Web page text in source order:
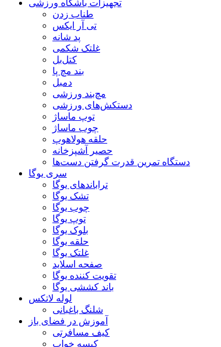
تجهیزات باشگاه ورزشی
طناب زدن
تی آر ایکس
پد شانه
غلتک شکمی
کتل‌بل
بند مچ پا
دمبل
مچ‌بند ورزشی
دستکش‌های ورزشی
توپ ماساژ
چوب ماساژ
حلقه هولاهوپ
حصیر آشپزخانه
دستگاه تمرین قدرت گرفتن دست‌ها
سری یوگا
تراباندهای یوگا
تشک یوگا
چوب یوگا
توپ یوگا
بلوک یوگا
حلقه یوگا
غلتک یوگا
صفحه اسلاید
تقویت کننده یوگا
باند کششی یوگا
لوله لاتکس
شلنگ باغبانی
آموزش در فضای باز
کیف مسافرتی
کیسه خواب